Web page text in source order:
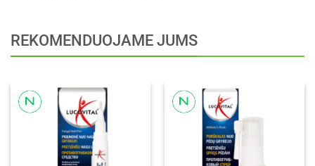
REKOMENDUOJAME JUMS